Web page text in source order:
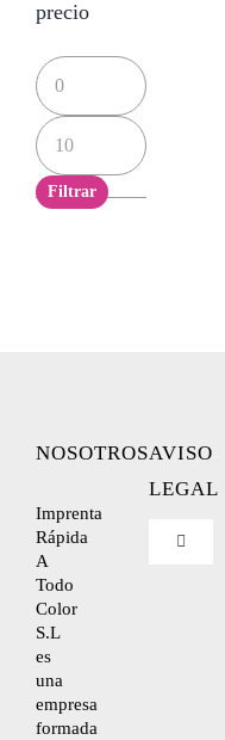
precio
Precio
mínimo
Precio
máximo
Filtrar
NOSOTROS
Imprenta
Rápida
A
Todo
Color
S.L
es
una
empresa
formada
AVISO
LEGAL
Toggle